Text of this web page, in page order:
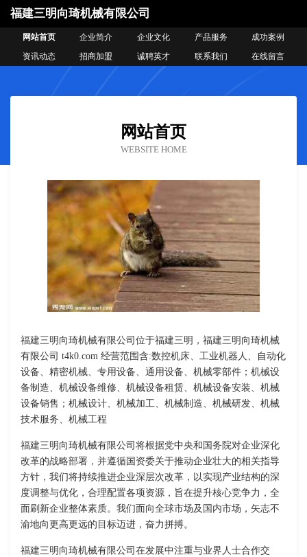
福建三明向琦机械有限公司
网站首页 企业简介 企业文化 产品服务
成功案例
资讯动态
招商加盟 诚聘英才 联系我们 在线留言
网站首页
WEBSITE HOME
福建三明向琦机械有限公司位于福建三明，福建三明向琦机械
有限公司 t4k0.com 经营范围含:数控机床、工业机器人、自动化
设备、精密机械、专用设备、通用设备、机械零部件；机械设
备制造、机械设备维修、机械设备租赁、机械设备安装、机械
设备销售；机械设计、机械加工、机械制造、机械研发、机械
技术服务、机械工程
福建三明向琦机械有限公司将根据党中央和国务院对企业深化
改革的战略部署，并遵循国资委关于推动企业壮大的相关指导
方针，我们将持续推进企业深层次改革，以实现产业结构的深
度调整与优化，合理配置各项资源，旨在提升核心竞争力，全
面刷新企业整体素质。我们面向全球市场及国内市场，矢志不
渝地向更高更远的目标迈进，奋力拼搏。
福建三明向琦机械有限公司在发展中注重与业界人士合作交